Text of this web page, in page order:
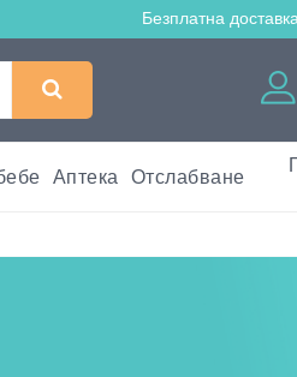
Безплатна
Аптека Отслабване